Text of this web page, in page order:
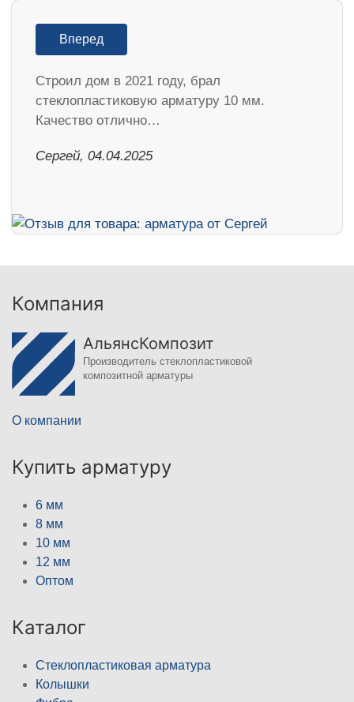
Вперед
Строил дом в 2021 году, брал
стеклопластиковую арматуру 10 мм.
Качество отлично…
Сергей, 04.04.2025
Компания
АльянсКомпозит
Производитель стеклопластиковой
композитной арматуры
О компании
Купить арматуру
6 мм
8 мм
10 мм
12 мм
Оптом
Каталог
Стеклопластиковая арматура
Колышки